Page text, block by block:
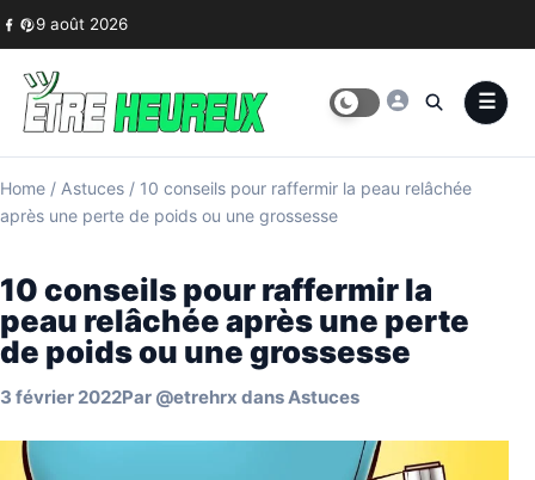
Skip to content
9 août 2026
Home / Astuces / 10 conseils pour raffermir la peau relâchée
après une perte de poids ou une grossesse
10 conseils pour raffermir la
peau relâchée après une perte
de poids ou une grossesse
3 février 2022Par @etrehrx dansAstuces